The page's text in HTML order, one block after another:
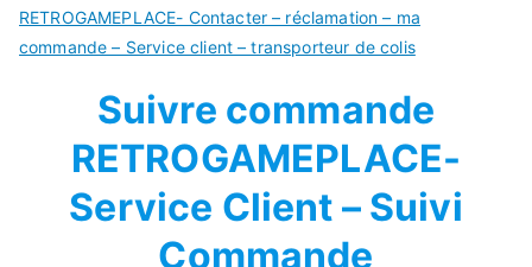
RETROGAMEPLACE- Contacter – réclamation – ma
commande – Service client – transporteur de colis
Suivre commande
RETROGAMEPLACE-
Service Client – Suivi
Commande